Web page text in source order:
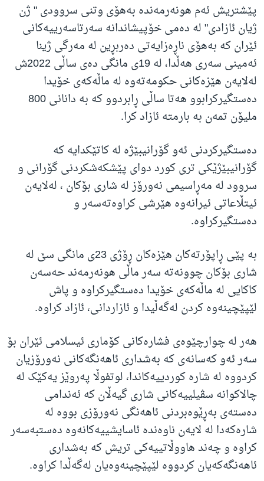
پێشتریش ئەم هونەرمەندە بەهۆی وتنی سروودی " ژن
ژیان ئازادی" لە دەمی خۆپیشاندانە سەرتاسەرییەکانی
ئێران کە بەهۆی ناڕەزایەتی دەربڕین لە مەرگی ژینا
ئەمینی سەری هەڵدا، لە 19ی مانگی دەی ساڵی 2022ش
لەلایەن هێزەکانی حکومەتەوە لە ماڵەکەی خۆیدا
دەستگیرکرابوو هەتا ساڵی ڕابردوو کە بە دانانی 800
ملیۆن تمەن بە بارمتە ئازاد کرا.
دەستگیرکردنی ئەو گۆرانیبێژە لە کاتێکدایە کە
گۆرانیبێژێکی تری کورد دوای پێشکەشکردنی گۆرانی و
سروود لە مەڕاسیمی نەورۆز لە شاری بۆکان ، لەلایەن
ئیتڵاعاتی ئیرانەوە هێرشی کراوەتەسەر و
دەستگیرکراوە.
بە پێی ڕاپۆرتەکان هێزەکان ڕۆژی 23ی مانگی سێ لە
شاری بۆکان چوونەتە سەر ماڵی هونەرمەند حەسەن
کاکایی لە ماڵەکەی خۆیدا دەستگیرکراوە و پاش
لێپێچینەوە کردن لەگەڵیدا و ئازاردانی، ئازاد کراوە.
هەر لە چوارچێوەی فشارەکانی کۆماری ئیسلامی ئێران بۆ
سەر ئەو کەسانەی کە بەشداری ئاهەنگەکانی نەورۆزیان
کردووە لە شارە کوردییەکاندا، لوتفوڵا پەروێز یەکێک لە
چالاکوانە سڤیلییەکانی شاری گیەڵان کە ئەندامی
دەستەی بەڕێوەبردنی ئاهەنگی نەورۆزی بووە لە
شارەکەدا لە لایەن ناوەندە ئاسایشییەکانەوە دەستبەسەر
کراوە و چەند هاووڵاتییەکی تریش کە بەشداری
ئاهەنگەکەیان کردووە لێپێچینەوەیان لەگەڵدا کراوە.